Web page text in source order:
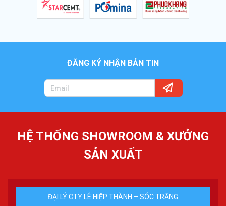
ĐĂNG KÝ NHẬN BẢN TIN
HỆ THỐNG SHOWROOM & XƯỞNG
SẢN XUẤT
ĐẠI LÝ CTY LÊ HIỆP THÀNH – SÓC TRĂNG